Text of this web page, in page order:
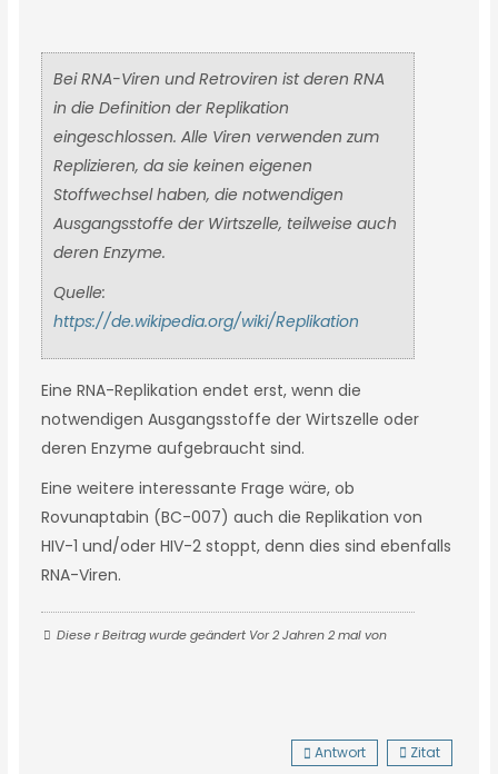
Bei RNA-Viren und Retroviren ist deren RNA
in die Definition der Replikation
eingeschlossen. Alle Viren verwenden zum
Replizieren, da sie keinen eigenen
Stoffwechsel haben, die notwendigen
Ausgangsstoffe der Wirtszelle, teilweise auch
deren Enzyme.
Quelle:
https://de.wikipedia.org/wiki/Replikation
Eine RNA-Replikation endet erst, wenn die
notwendigen Ausgangsstoffe der Wirtszelle oder
deren Enzyme aufgebraucht sind.
Eine weitere interessante Frage wäre, ob
Rovunaptabin (BC-007) auch die Replikation von
HIV-1 und/oder HIV-2 stoppt, denn dies sind ebenfalls
RNA-Viren.
Diese r Beitrag wurde geändert Vor 2 Jahren 2 mal von
Antwort Zitat